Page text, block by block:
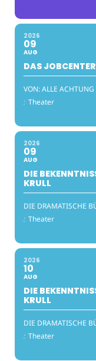
2026
09
AUG
DAS JOBCENTER
VON: ALLE ACHTUNG
: Theater
2026
09
AUG
DIE
KRULL
DIE DRAMATISCHE
: Theater
2026
10
AUG
DIE
KRULL
DIE DRAMATISCHE
: Theater